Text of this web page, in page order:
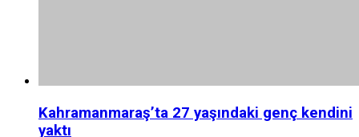
Kahramanmaraş’ta 27 yaşındaki genç kendini
yaktı